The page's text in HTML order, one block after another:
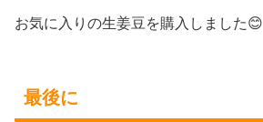
お気に入りの生姜豆を購入しました😊
最後に